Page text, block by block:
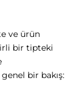
ve ürün
bir tipteki
bir bakış: